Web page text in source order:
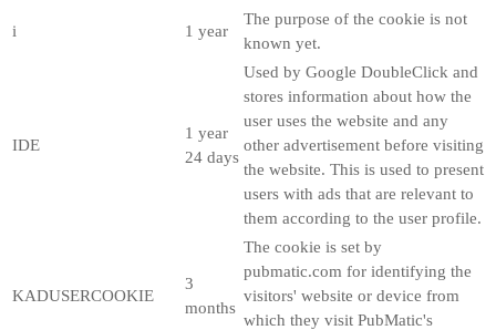
i 1 year
The purpose of the cookie is not
known yet.
IDE
1 year
24 days
Used by Google DoubleClick and
stores information about how the
user uses the website and any
other advertisement before visiting
the website. This is used to present
users with ads that are relevant to
them according to the user profile.
KADUSERCOOKIE
3
months
The cookie is set by
pubmatic.com for identifying the
visitors' website or device from
which they visit PubMatic's